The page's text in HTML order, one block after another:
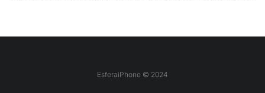
EsferaiPhone © 2024